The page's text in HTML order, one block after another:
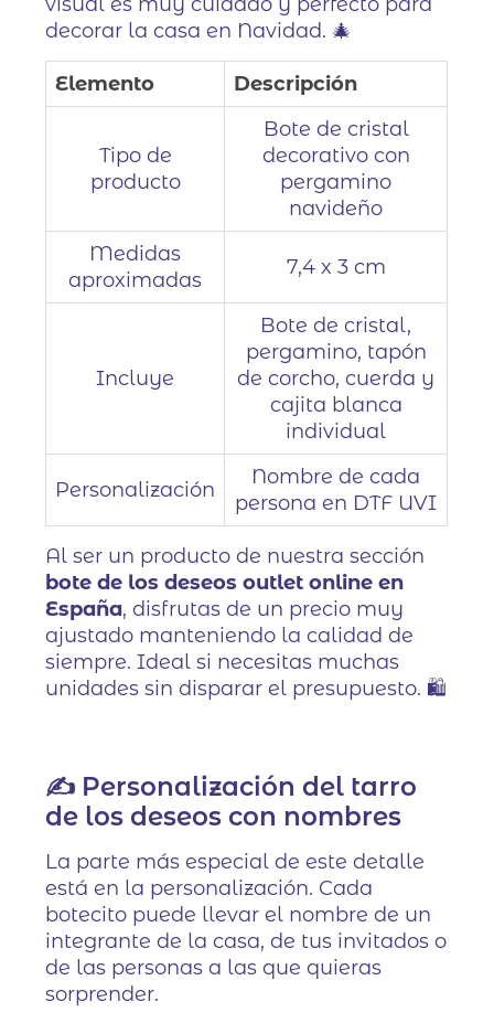
decorar la casa en Navidad. 🎄
Elemento Descripción
Tipo de
producto
Bote de cristal
decorativo con
pergamino
navideño
Medidas
aproximadas
7,4 x 3 cm
Incluye
Bote de cristal,
pergamino, tapón
de corcho, cuerda y
cajita blanca
individual
Personalización
Nombre de cada
persona en DTF UVI
Al ser un producto de nuestra sección
bote de los deseos outlet online en
España, disfrutas de un precio muy
ajustado manteniendo la calidad de
siempre. Ideal si necesitas muchas
unidades sin disparar el presupuesto. 🛍️
✍️ Personalización del tarro
de los deseos con nombres
La parte más especial de este detalle
está en la personalización. Cada
botecito puede llevar el nombre de un
integrante de la casa, de tus invitados o
de las personas a las que quieras
sorprender.